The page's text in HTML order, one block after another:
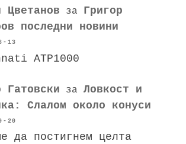
Цветанов за Григор
последни новини
13
ATP1000
Гатовски за Ловкост и
Слалом около конуси
20
да постигнем целта